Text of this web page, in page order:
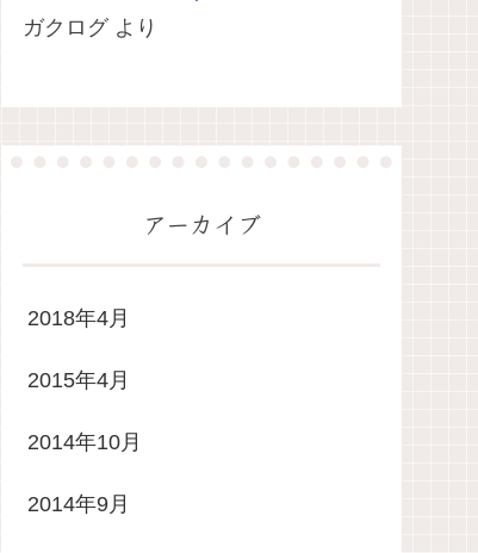
ガクログより
アーカイブ
2018年4月
2015年4月
2014年10月
2014年9月